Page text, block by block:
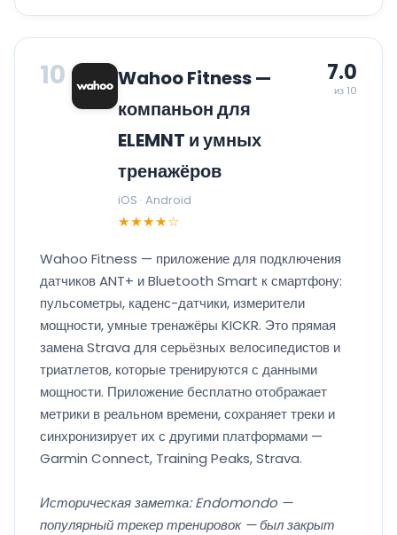
10
Wahoo Fitness —
компаньон для
ELEMNT и умных
тренажёров
iOS · Android
★★★★☆
7.0
из 10
Wahoo Fitness — приложение для подключения
датчиков ANT+ и Bluetooth Smart к смартфону:
пульсометры, каденс-датчики, измерители
мощности, умные тренажёры KICKR. Это прямая
замена Strava для серьёзных велосипедистов и
триатлетов, которые тренируются с данными
мощности. Приложение бесплатно отображает
метрики в реальном времени, сохраняет треки и
синхронизирует их с другими платформами —
Garmin Connect, Training Peaks, Strava.
Историческая заметка: Endomondo —
популярный трекер тренировок — был закрыт